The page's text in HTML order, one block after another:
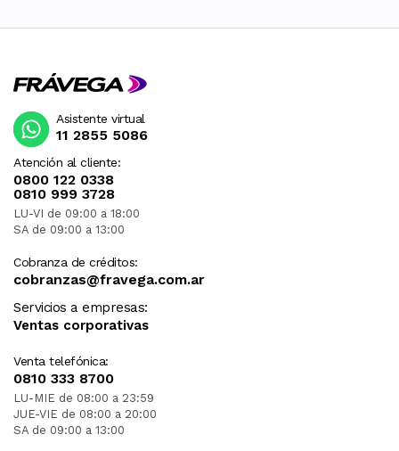
Atención al cliente:
0800 122 0338
0810 999 3728
LU-VI de 09:00 a 18:00
SA de 09:00 a 13:00
Cobranza de créditos:
cobranzas@fravega.com.ar
Servicios a empresas:
Ventas corporativas
Venta telefónica:
0810 333 8700
LU-MIE de 08:00 a 23:59
JUE-VIE de 08:00 a 20:00
SA de 09:00 a 13:00
Asistente virtual
11 2855 5086